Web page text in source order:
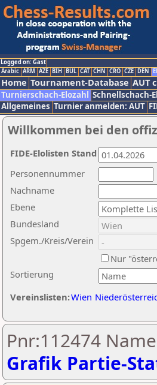
Logged on: Gast
Arabic ARM AZE BIH BUL CAT CHN CRO CZE DEN
Home Tournament-Database AUT
Turnierschach-Elozahl Schnellschach-
Allgemeines Turnier anmelden: AUT
Willkommen bei den
Nachname
Ebene
Sortierung
Personennummer
Bundesland
Spgem./Kreis/Verein
Nur
Vereinslisten:Wien
FIDE-Elolisten Stand
Pnr:112474
Grafik Partie-